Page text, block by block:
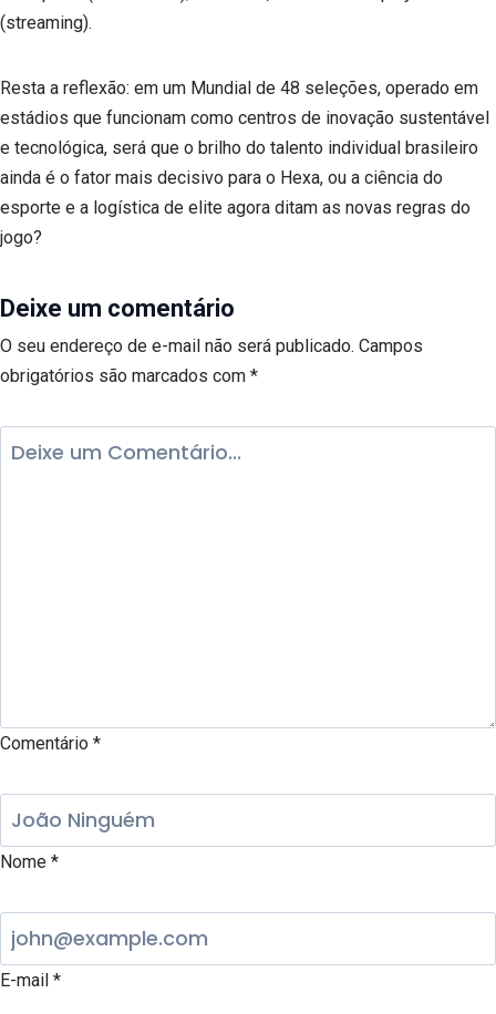
(streaming).
Resta a reflexão: em um Mundial de 48 seleções, operado em
estádios que funcionam como centros de inovação sustentável
e tecnológica, será que o brilho do talento individual brasileiro
ainda é o fator mais decisivo para o Hexa, ou a ciência do
esporte e a logística de elite agora ditam as novas regras do
jogo?
Deixe um comentário
O seu endereço de e-mail não será publicado. Campos
obrigatórios são marcados com *
Comentário *
Nome *
E-mail *